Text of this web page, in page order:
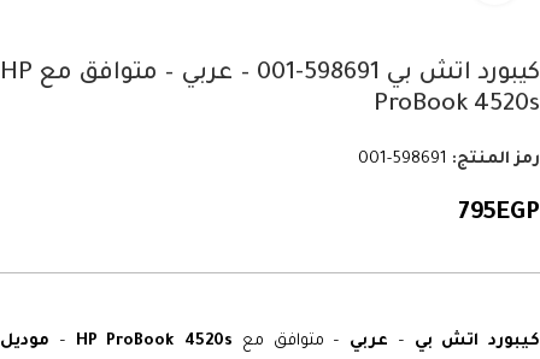
كيبورد اتش بي 598691-001 – عربي – متوافق مع HP
ProBook 4520s
رمز المنتج: 598691-001
795EGP
كيبورد اتش بي – عربي – متوافق مع HP ProBook 4520s
– موديل